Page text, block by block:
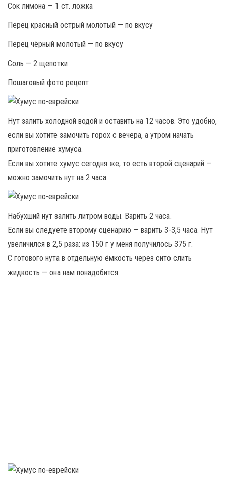
Сок лимона — 1 ст. ложка
Перец красный острый молотый — по вкусу
Перец чёрный молотый — по вкусу
Соль — 2 щепотки
Пошаговый фото рецепт
Нут залить холодной водой и оставить на 12 часов. Это удобно,
если вы хотите замочить горох с вечера, а утром начать
приготовление хумуса.
Если вы хотите хумус сегодня же, то есть второй сценарий —
можно замочить нут на 2 часа.
Набухший нут залить литром воды. Варить 2 часа.
Если вы следуете второму сценарию — варить 3-3,5 часа. Нут
увеличился в 2,5 раза: из 150 г у меня получилось 375 г.
С готового нута в отдельную ёмкость через сито слить
жидкость — она нам понадобится.